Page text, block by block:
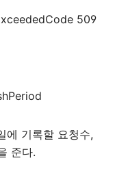
509
기록할 요청수,
준다.